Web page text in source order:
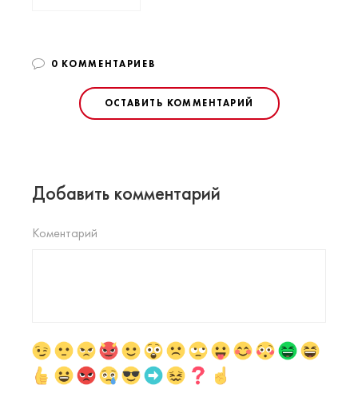
0 КОММЕНТАРИЕВ
ОСТАВИТЬ КОММЕНТАРИЙ
Добавить комментарий
Коментарий